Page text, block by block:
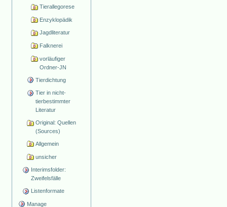
Tierallegorese
Enzyklopädik
Jagdliteratur
Falknerei
vorläufiger
Ordner-JN
Tierdichtung
Tier in nicht-
tierbestimmter
Literatur
Original: Quellen
(Sources)
Allgemein
unsicher
Interimsfolder:
Zweifelsfälle
Listenformate
Manage